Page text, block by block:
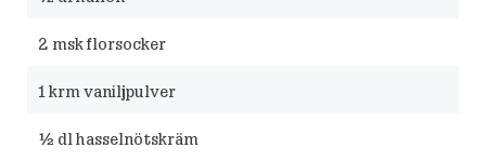
2 msk florsocker
1krm vaniljpulver
½ dl hasselnötskräm